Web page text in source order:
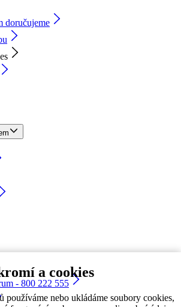
a cookies
používáme nebo ukládáme soubory cookies,
doručujeme
- 800 222 555